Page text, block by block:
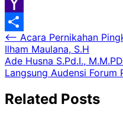
Google
Classroom
Yahoo
Mail
Share
Navigasi
pos
⟵ Acara Pernikahan
Ilham Maulana, S.H
Ade Husna S.Pd.I.,
Langsung Audensi Forum
Related Posts